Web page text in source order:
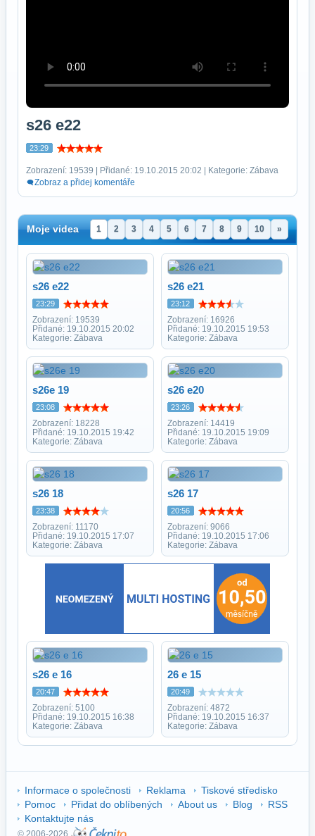
s26 e22
23:29
Zobrazení: 19539 | Přidané: 19.10.2015 20:02 | Kategorie: Zábava
Zobraz a přidej komentáře
Moje videa 1 2 3 4 5 6 7 8 9 10 »
s26 e22
23:29
Zobrazení: 19539
Přidané: 19.10.2015 20:02
Kategorie: Zábava
s26 e21
23:12
Zobrazení: 16926
Přidané: 19.10.2015 19:53
Kategorie: Zábava
s26e 19
23:08
Zobrazení: 18228
Přidané: 19.10.2015 19:42
Kategorie: Zábava
s26 e20
23:26
Zobrazení: 14419
Přidané: 19.10.2015 19:09
Kategorie: Zábava
s26 18
23:38
Zobrazení: 11170
Přidané: 19.10.2015 17:07
Kategorie: Zábava
s26 17
20:56
Zobrazení: 9066
Přidané: 19.10.2015 17:06
Kategorie: Zábava
s26 e 16
20:47
Zobrazení: 5100
Přidané: 19.10.2015 16:38
Kategorie: Zábava
26 e 15
20:49
Zobrazení: 4872
Přidané: 19.10.2015 16:37
Kategorie: Zábava
Informace o společnosti Reklama
Tiskové středisko
Pomoc
Přidat do oblíbených About us Blog
RSS
Kontaktujte nás